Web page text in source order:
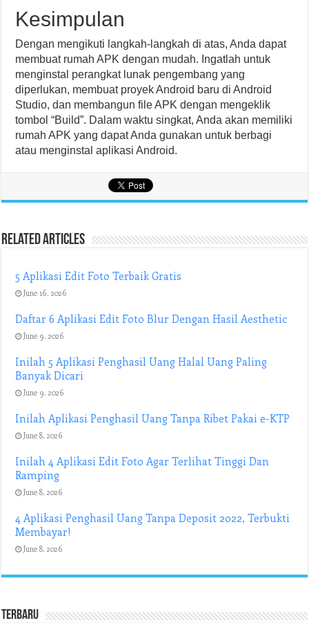
Kesimpulan
Dengan mengikuti langkah-langkah di atas, Anda dapat
membuat rumah APK dengan mudah. Ingatlah untuk
menginstal perangkat lunak pengembang yang
diperlukan, membuat proyek Android baru di Android
Studio, dan membangun file APK dengan mengeklik
tombol “Build”. Dalam waktu singkat, Anda akan memiliki
rumah APK yang dapat Anda gunakan untuk berbagi
atau menginstal aplikasi Android.
Related Articles
5 Aplikasi Edit Foto Terbaik Gratis
June 16, 2026
Daftar 6 Aplikasi Edit Foto Blur Dengan Hasil Aesthetic
June 9, 2026
Inilah 5 Aplikasi Penghasil Uang Halal Uang Paling
Banyak Dicari
June 9, 2026
Inilah Aplikasi Penghasil Uang Tanpa Ribet Pakai e-KTP
June 8, 2026
Inilah 4 Aplikasi Edit Foto Agar Terlihat Tinggi Dan
Ramping
June 8, 2026
4 Aplikasi Penghasil Uang Tanpa Deposit 2022, Terbukti
Membayar!
June 8, 2026
Terbaru